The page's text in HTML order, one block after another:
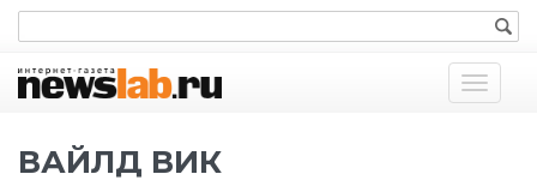
Показать
меню
ВАЙЛД ВИК